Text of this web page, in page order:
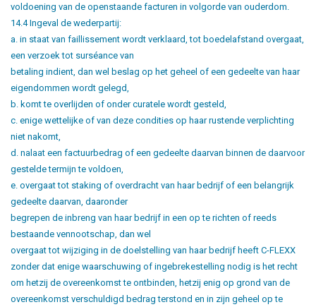
voldoening van de openstaande facturen in volgorde van ouderdom.
14.4 Ingeval de wederpartij:
a. in staat van faillissement wordt verklaard, tot boedelafstand overgaat,
een verzoek tot surséance van
betaling indient, dan wel beslag op het geheel of een gedeelte van haar
eigendommen wordt gelegd,
b. komt te overlijden of onder curatele wordt gesteld,
c. enige wettelijke of van deze condities op haar rustende verplichting
niet nakomt,
d. nalaat een factuurbedrag of een gedeelte daarvan binnen de daarvoor
gestelde termijn te voldoen,
e. overgaat tot staking of overdracht van haar bedrijf of een belangrijk
gedeelte daarvan, daaronder
begrepen de inbreng van haar bedrijf in een op te richten of reeds
bestaande vennootschap, dan wel
overgaat tot wijziging in de doelstelling van haar bedrijf heeft C-FLEXX
zonder dat enige waarschuwing of ingebrekestelling nodig is het recht
om hetzij de overeenkomst te ontbinden, hetzij enig op grond van de
overeenkomst verschuldigd bedrag terstond en in zijn geheel op te